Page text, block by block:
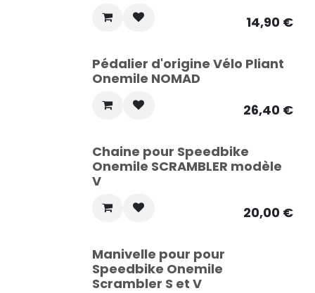
14,90€
Pédalier d'origine Vélo Pliant
Onemile NOMAD
26,40€
Chaine pour Speedbike
Onemile SCRAMBLER modèle
V
20,00€
Manivelle pour pour
Speedbike Onemile
Scrambler S et V